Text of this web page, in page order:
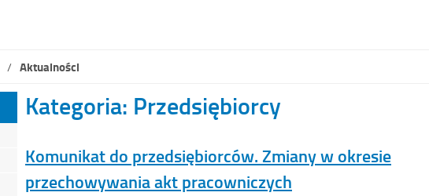
Aktualności
Kategoria: Przedsiębiorcy
Komunikat do przedsiębiorców. Zmiany w okresie
przechowywania akt pracowniczych